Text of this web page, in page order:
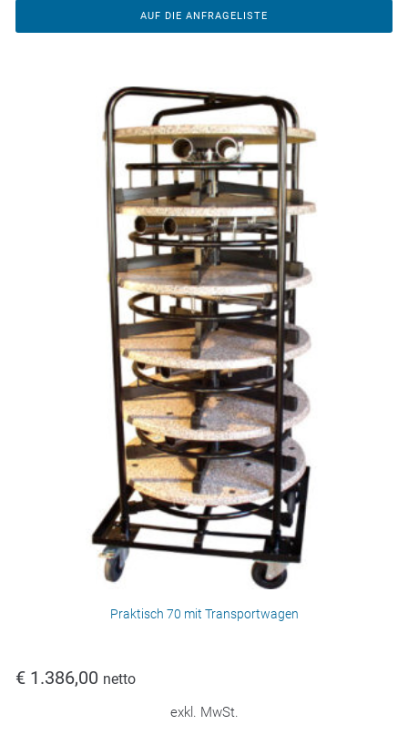
AUF DIE ANFRAGELISTE
Praktisch 70 mit Transportwagen
€ 1.386,00 netto
exkl. MwSt.